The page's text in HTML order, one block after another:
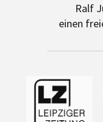
Ralf
einen